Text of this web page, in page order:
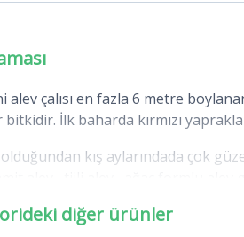
alev çalısı en fazla 6 metre
İlk baharda kırmızı
kış aylarındada çok
diğer ürünler